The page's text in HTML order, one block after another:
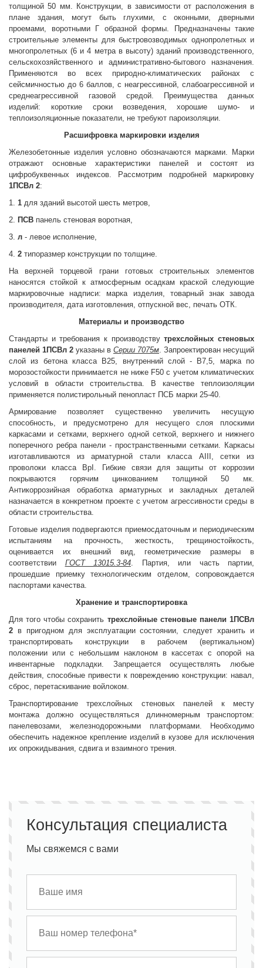
толщиной 50 мм. Конструкции, в зависимости от расположения в
плане здания, могут быть глухими, с оконными, дверными
проемами, воротными Г образной формы. Предназначены такие
строительные элементы для быстровозводимых однопролетных и
многопролетных (6 и 4 метра в высоту) зданий производственного,
сельскохозяйственного и административно-бытового назначения.
Применяются во всех природно-климатических районах с
сейсмичностью до 6 баллов, с неагрессивной, слабоагрессивной и
среднеагрессивной газовой средой. Преимущества данных
изделий: короткие сроки возведения, хорошие шумо- и
теплоизоляционные показатели, не требуют пароизоляции.
Расшифровка маркировки изделия
Железобетонные изделия условно обозначаются марками. Марки
отражают основные характеристики панелей и состоят из
цифробуквенных индексов. Рассмотрим подробней маркировку
1ПСВл 2:
1. 1 для зданий высотой шесть метров,
2. ПСВ панель стеновая воротная,
3. л - левое исполнение,
4. 2 типоразмер конструкции по толщине.
На верхней торцевой грани готовых строительных элементов
наносятся стойкой к атмосферным осадкам краской следующие
маркировочные надписи: марка изделия, товарный знак завода
производителя, дата изготовления, отпускной вес, печать ОТК.
Материалы и производство
Стандарты и требования к производствутрехслойных стеновых
панелей 1ПСВл 2 указаны в Серии 7075м. Запроектирован несущий
слой из бетона класса В25, внутренний слой - В7,5, марка по
морозостойкости принимается не ниже F50 с учетом климатических
условий в области строительства. В качестве теплоизоляции
применяется полистирольный пенопласт ПСБ марки 25-40.
Армирование позволяет существенно увеличить несущую
способность, и предусмотрено для несущего слоя плоскими
каркасами и сетками, верхнего одной сеткой, верхнего и нижнего
поперечного ребра панели - пространственными сетками. Каркасы
изготавливаются из арматурной стали класса АIII, сетки из
проволоки класса ВрI. Гибкие связи для защиты от коррозии
покрываются горячим цинкованием толщиной 50 мк.
Антикоррозийная обработка арматурных и закладных деталей
назначается в конкретном проекте с учетом агрессивности среды в
области строительства.
Готовые изделия подвергаются приемосдаточным и периодическим
испытаниям на прочность, жесткость, трещиностойкость,
оценивается их внешний вид, геометрические размеры в
соответствии ГОСТ 13015.3-84. Партия, или часть партии,
прошедшие приемку технологическим отделом, сопровождается
паспортами качества.
Хранение и транспортировка
Для того чтобы сохранить трехслойные стеновые панели 1ПСВл
2 в пригодном для эксплуатации состоянии, следует хранить и
транспортировать конструкции в рабочем (вертикальном)
положении или с небольшим наклоном в кассетах с опорой на
инвентарные подкладки. Запрещается осуществлять любые
действия, способные привести к повреждению конструкции: навал,
сброс, перетаскивание войлоком.
Транспортирование трехслойных стеновых панелей к месту
монтажа должно осуществляться длинномерным транспортом:
панелевозами, железнодорожными платформами. Необходимо
обеспечить надежное крепление изделий в кузове для исключения
их опрокидывания, сдвига и взаимного трения.
Консультация специалиста
Мы свяжемся с вами